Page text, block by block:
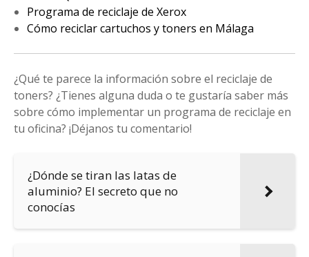
Programa de reciclaje de Xerox
Cómo reciclar cartuchos y toners en Málaga
¿Qué te parece la información sobre el reciclaje de
toners? ¿Tienes alguna duda o te gustaría saber más
sobre cómo implementar un programa de reciclaje en
tu oficina? ¡Déjanos tu comentario!
¿Dónde se tiran las latas de
aluminio? El secreto que no
conocías